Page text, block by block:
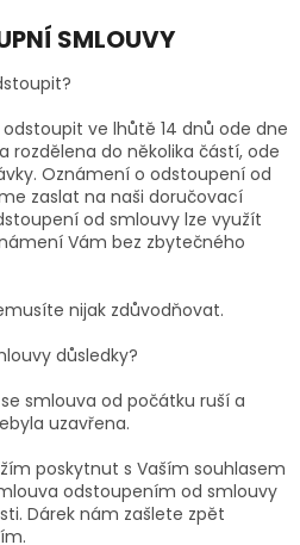
SMLOUVY
ve lhůtě 14 dnů ode dne
rozdělena do několika částí, ode
Oznámení o odstoupení od
zaslat na naši doručovací
od smlouvy lze využít
Vám bez zbytečného
nijak zdůvodňovat.
důsledky?
smlouva od počátku ruší a
uzavřena.
poskytnut s Vaším souhlasem
odstoupením od smlouvy
Dárek nám zašlete zpět